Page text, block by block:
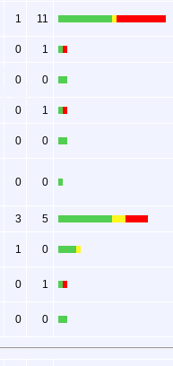
1 11
0
1
0 0
0
1
0 0
0 0
3
5
1 0
0 1
0 0